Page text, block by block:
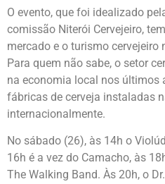
O evento, que foi idealizado
comissão Niterói Cervejeiro,
mercado e o turismo cervejeiro
Para quem não sabe, o setor
na economia local nos últimos
fábricas de cerveja instaladas
internacionalmente.
No sábado (26), às 14h o
16h é a vez do Camacho, às
The Walking Band. Às 20h, o